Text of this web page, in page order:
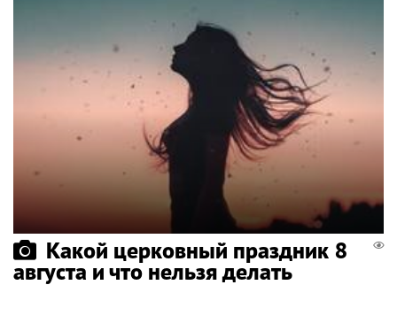
Какой церковный праздник 8
августа и что нельзя делать